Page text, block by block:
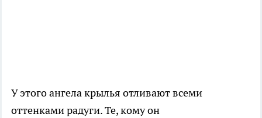
У этого ангела крылья отливают всеми
оттенками радуги. Те, кому он